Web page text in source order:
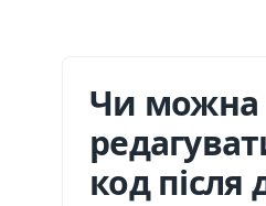
Чи можна
код після